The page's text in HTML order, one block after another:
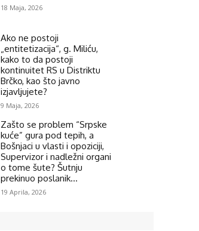
18 Maja, 2026
Ako ne postoji
„entitetizacija“, g. Miliću,
kako to da postoji
kontinuitet RS u Distriktu
Brčko, kao što javno
izjavljujete?
9 Maja, 2026
Zašto se problem “Srpske
kuće” gura pod tepih, a
Bošnjaci u vlasti i opoziciji,
Supervizor i nadležni organi
o tome šute? Šutnju
prekinuo poslanik...
19 Aprila, 2026